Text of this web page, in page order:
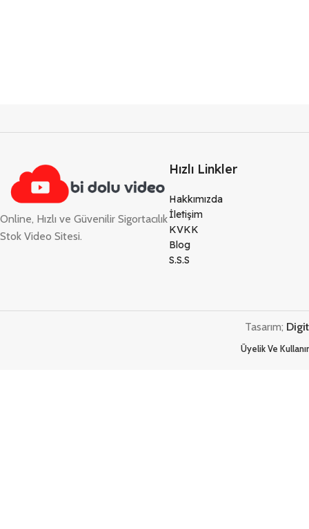
Online, Hızlı ve Güvenilir Sigortacılık
Stok Video Sitesi.
Hızlı Linkler
Hakkımızda
İletişim
KVKK
Blog
S.S.S
Tasarım;
Üyelik Ve